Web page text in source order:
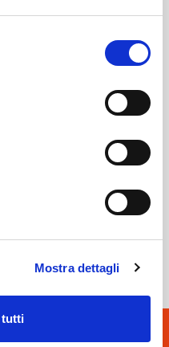
Mostra dettagli
tutti
Obituaries